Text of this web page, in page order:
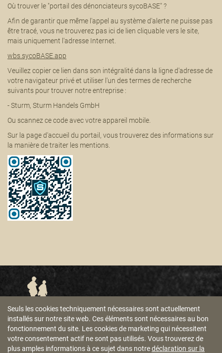
Où trouver le "portail des dénonciateurs sycoBASE" ?
Afin de garantir que même l'appel au système d'alerte ne puisse pas
être tracé, vous ne trouverez pas ici de lien cliquable vers le site,
mais uniquement l'adresse Internet.
wbs.sycoBASE.app
Veuillez copier ce lien dans son intégralité dans la ligne d'adresse de
votre navigateur privé et utiliser l'un des termes de recherche
suivants pour trouver notre entreprise :
- Sturm, Sturm Handels GmbH
Ou scannez ce code avec votre appareil mobile.
Sur la page d'accueil du portail, vous trouverez des informations sur
la manière de traiter les mentions.
CENTRE DE SIGNALEMENT CONDITIONS GÉNÉRALES DE VENTES
MENTIONS LÉGALES RÈGLES DE CONFIDENTIALITÉ
Seuls les cookies techniquement nécessaires sont actuellement
installés sur notre site web. Ces éléments sont nécessaires au bon
fonctionnement du site. Les cookies de marketing qui nécessitent
votre consentement actif ne sont pas utilisés. Vous trouverez de
plus amples informations à ce sujet dans notredéclaration sur la